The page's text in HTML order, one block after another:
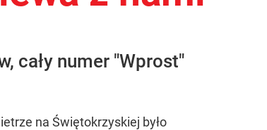
cały numer "Wprost"
na Świętokrzyskiej było